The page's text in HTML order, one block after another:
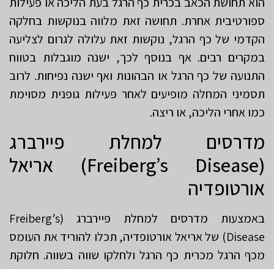
ספורטיבית אחרת. תחושה זאת מלווה בנוקשות בחלקה
הקדמי של כף הרגל, נוקשות זאת עלולה לגרום לצליעה
במקרים רבים. אף בנוסף לכך, ישנה מוגבלות בטווח
התנועה של כף הרגל או הבהונות ואף ישנה נפיחות. לרוב
תסמיני המחלה מופיעים לאחר פעילות גופנית מסוימת
כמו אחרי הליכה, או ריצה.
מדרסים למחלת פיירברג
(Freiberg’s Disease) אריאל
אורטופדיה
באמצעות מדרסים למחלת פיירברג (Freiberg’s
Disease) של אריאל אורטופדיה, תכלו להוריד את העומס
מכף הרגל מכרית כף הרגל ולחלקו שווה בשווה. חלוקת